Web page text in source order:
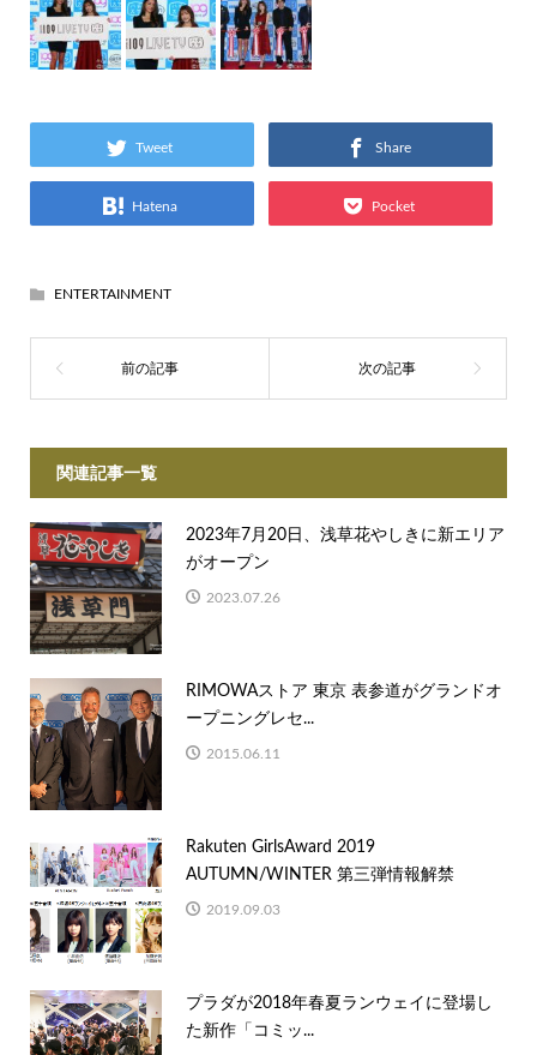
Tweet Share
Hatena Pocket
ENTERTAINMENT
関連記事一覧
2023年7月20日、浅草花やしきに新エリア
がオープン
2023.07.26
RIMOWAストア 東京 表参道がグランドオ
ープニングレセ...
2015.06.11
Rakuten GirlsAward 2019
AUTUMN/WINTER 第三弾情報解禁
2019.09.03
プラダが2018年春夏ランウェイに登場し
た新作「コミッ...